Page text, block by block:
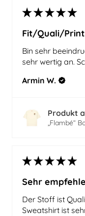
★ ★ ★ ★ ★
Fit/Quali/Print
Bin sehr
sehr wertig an.
Armin W.
Produkt
„Flambé“
★ ★ ★ ★ ★
Sehr
Der Stoff ist
Sweatshirt ist